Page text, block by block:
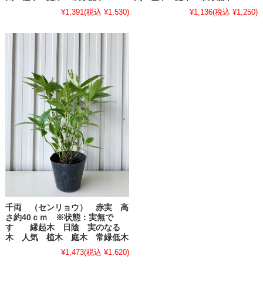
¥1,391 (税込 ¥1,530)
¥1,136(税込 ¥1,250)
千両 （センリョウ） 赤実 高
さ約40ｃｍ ※状態：実無で
す 縁起木 日陰 実のなる
木 人気 植木 庭木 常緑低木
¥1,473(税込 ¥1,620)